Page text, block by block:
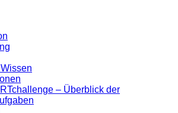
– Überblick der